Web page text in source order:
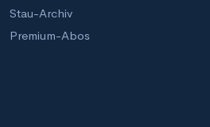
Stau-Archiv
Premium-Abos